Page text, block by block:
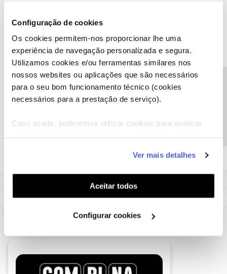
Configuração de cookies
Os cookies permitem-nos proporcionar lhe uma
experiência de navegação personalizada e segura.
Utilizamos cookies e/ou ferramentas similares nos
nossos websites ou aplicações que são necessários
para o seu bom funcionamento técnico (cookies
necessários para a prestação de serviço).
Caso aceite, poderemos utilizar cookies para analisar
funcionalidades (cookies de personalização e
funcionalidade) e adaptar anúncios aos seus interesses
(cookies de publicidade personalizada). Pode gerir a
utilização dos cookies clicando em "Configurar
Ver mais detalhes
Aceitar todos
Configurar cookies
Tiago C. Forum|Forum|6 years ago
Bem-vinda ao Fórum NOS,@Clara Barbosa.
As velocidades que refere são medidas por cabo ou através de
Wi-Fi?